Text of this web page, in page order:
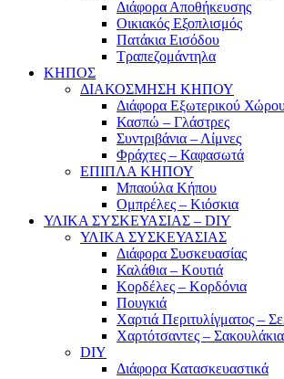
Διάφορα Αποθήκευσης
Οικιακός Εξοπλισμός
Πατάκια Εισόδου
Τραπεζομάντηλα
ΚΗΠΟΣ
ΔΙΑΚΟΣΜΗΣΗ ΚΗΠΟΥ
Διάφορα Εξωτερικού
Κασπώ – Γλάστρες
Συντριβάνια – Λίμνες
Φράχτες – Καφασωτά
ΕΠΙΠΛΑ ΚΗΠΟΥ
Μπαούλα Κήπου
Ομπρέλες – Κιόσκια
ΥΛΙΚΑ ΣΥΣΚΕΥΑΣΙΑΣ – DIY
ΥΛΙΚΑ ΣΥΣΚΕΥΑΣΙΑΣ
Διάφορα Συσκευασίας
Καλάθια – Κουτιά
Κορδέλες – Κορδόνια
Πουγκιά
Χαρτιά Περιτυλίγματος –
Χαρτότσαντες – Σακουλάκια
DIY
Διάφορα Κατασκευαστικά